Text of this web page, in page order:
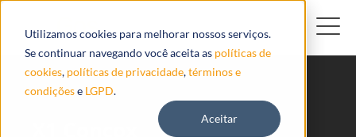
Utilizamos cookies para melhorar nossos serviços.
Se continuar navegando você aceita as políticas de
cookies, políticas de privacidade,términos e
condiçõese LGPD.
Aceitar